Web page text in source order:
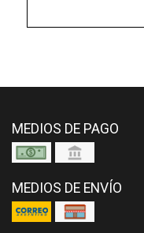
MEDIOS DE PAGO
MEDIOS DE ENVÍO